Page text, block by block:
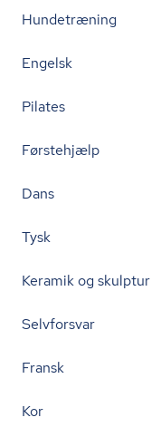
Hundetræning
Engelsk
Pilates
Førstehjælp
Dans
Tysk
Keramik og skulptur
Selvforsvar
Fransk
Kor